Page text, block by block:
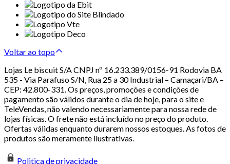
Voltar ao topo
Lojas Le biscuit S/A CNPJ nº 16.233.389/0156-91 Rodovia BA
535 - Via Parafuso S/N, Rua 25 a 30 Industrial – Camaçari/BA –
CEP: 42.800-331. Os preços, promoções e condições de
pagamento são válidos durante o dia de hoje, para o site e
TeleVendas, não valendo necessariamente para nossa rede de
lojas físicas. O frete não está incluído no preço do produto.
Ofertas válidas enquanto durarem nossos estoques. As fotos de
produtos são meramente ilustrativas.
Politica de privacidade